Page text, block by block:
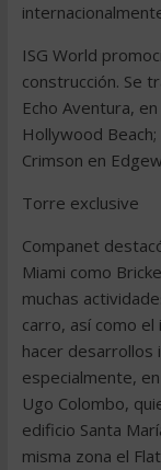
ISG World
construcción. Se
Echo Aventura,
Hollywood
Crimson en
Torre exclusive
Companet
Miami como
muchas
carro, así como
hacer desarrollos
especialmente,
Ugo Colombo,
edificio Santa
misma zona el